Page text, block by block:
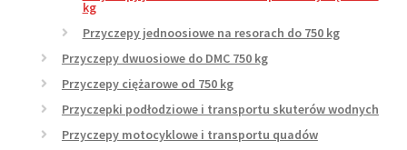
kg
Przyczepy jednoosiowe na resorach do 750 kg
Przyczepy dwuosiowe do DMC 750 kg
Przyczepy ciężarowe od 750 kg
Przyczepki podłodziowe i transportu skuterów wodnych
Przyczepy motocyklowe i transportu quadów